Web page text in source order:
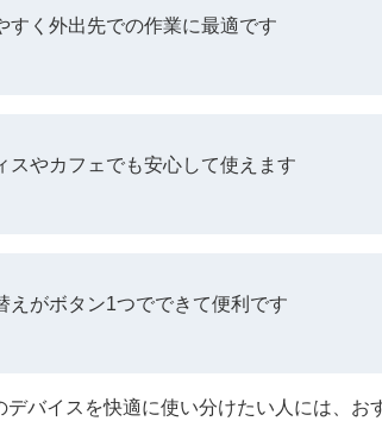
すく外出先での作業に最適です
スやカフェでも安心して使えます
えがボタン1つでできて便利です
バイスを快適に使い分けたい人には、お